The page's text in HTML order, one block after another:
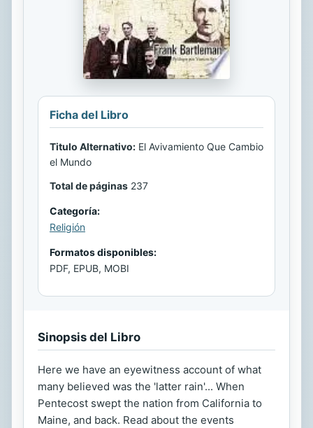
Ficha del Libro
Titulo Alternativo: El Avivamiento Que Cambio
el Mundo
Total de páginas 237
Categoría:
Religión
Formatos disponibles:
PDF, EPUB, MOBI
Sinopsis del Libro
Here we have an eyewitness account of what
many believed was the 'latter rain'... When
Pentecost swept the nation from California to
Maine, and back. Read about the events